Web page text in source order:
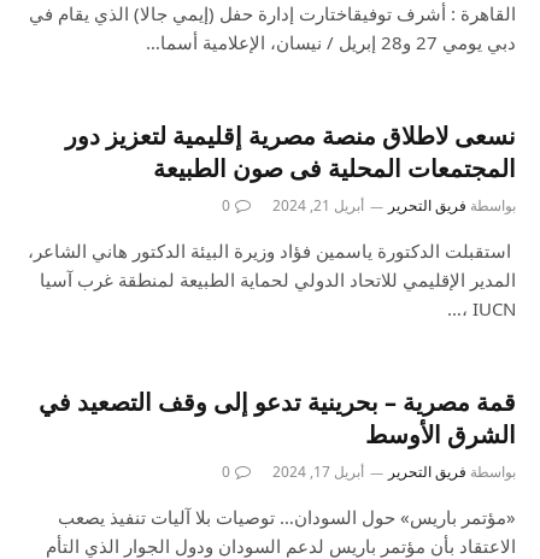
القاهرة : أشرف توفيقاختارت إدارة حفل (إيمي جالا) الذي يقام في
دبي يومي 27 و28 إبريل / نيسان، الإعلامية أسما…
نسعى لاطلاق منصة مصرية إقليمية لتعزيز دور
المجتمعات المحلية فى صون الطبيعة
بواسطة فريق التحرير أبريل 21, 2024 0
استقبلت الدكتورة ياسمين فؤاد وزيرة البيئة الدكتور هاني الشاعر،
المدير الإقليمي للاتحاد الدولي لحماية الطبيعة لمنطقة غرب آسيا
IUCN ،…
قمة مصرية – بحرينية تدعو إلى وقف التصعيد في
الشرق الأوسط
بواسطة فريق التحرير أبريل 17, 2024 0
«مؤتمر باريس» حول السودان… توصيات بلا آليات تنفيذ يصعب
الاعتقاد بأن مؤتمر باريس لدعم السودان ودول الجوار الذي التأم